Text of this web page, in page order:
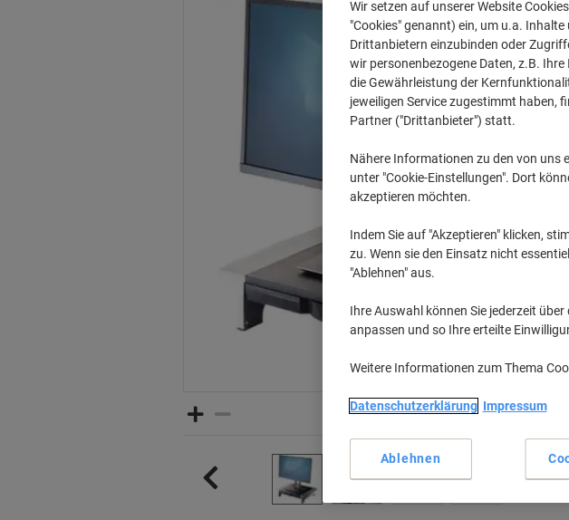
Wir setzen auf unserer Website
"Cookies" genannt) ein, um u.a.
Drittanbietern einzubinden oder
wir personenbezogene Daten, z.B.
die Gewährleistung der
jeweiligen Service zugestimmt haben,
Partner ("Drittanbieter") statt.
Nähere Informationen zu den von uns
unter "Cookie-Einstellungen". Dort
akzeptieren möchten.
Indem Sie auf "Akzeptieren" klicken,
zu. Wenn sie den Einsatz nicht
"Ablehnen" aus.
Ihre Auswahl können Sie jederzeit
anpassen und so Ihre erteilte
Weitere Informationen zum Thema
Datenschutzerklärung Impressum
Ablehnen